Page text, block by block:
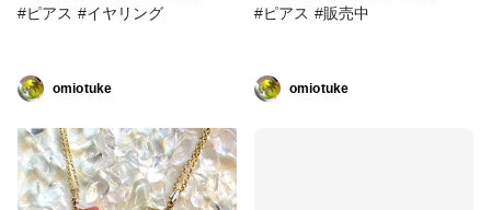
#ピアス #イヤリング
omiotuke
#ピアス #販売中
omiotuke